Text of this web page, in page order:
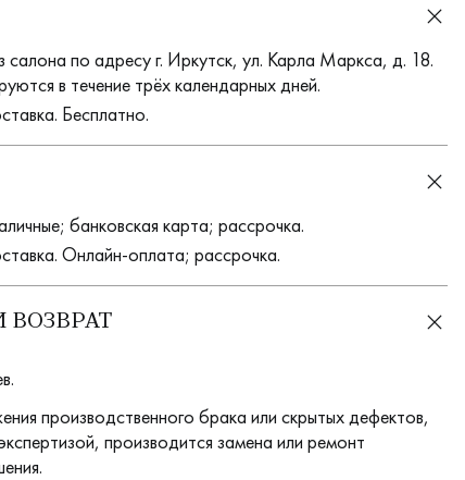
по адресу г. Иркутск, ул. Карла Маркса, д. 18.
в течение трёх календарных дней.
Бесплатно.
банковская карта; рассрочка.
Онлайн-оплата; рассрочка.
ВОЗВРАТ
производственного брака или скрытых дефектов,
производится замена или ремонт